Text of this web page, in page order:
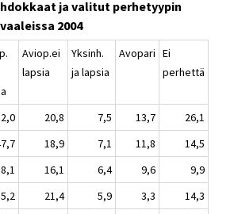
ja valitut perhetyypin
2004
Aviop.ei
lapsia
Yksinh.
ja lapsia
Avopari Ei
perhettä
20,8 7,5 13,7
26,1
18,9 7,1 11,8
14,5
16,1 6,4 9,6
9,9
21,4 5,9 3,3
14,3